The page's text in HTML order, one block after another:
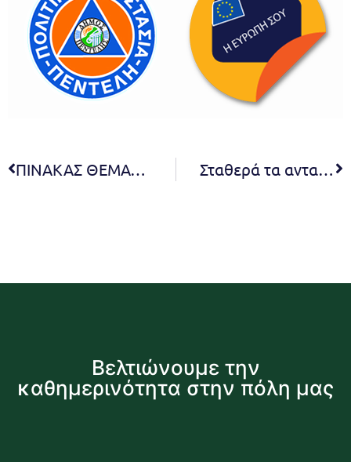
ΠΙΝΑΚΑΣ ΘΕΜΑΤΩΝ ΠΟΥ ΣΥΖΗΤΗΘΗΚΑΝ ΣΤΗΝ 43η ΤΑΚΤΙΚΗ ΣΥΝΕΔΡΙΑΣΗ ΔΙΑ ΖΩΣΗΣ ΤΗΣ ΔΗΜΟΤΙΚΗΣ ΕΠΙΤΡΟΠΗΣ Σταθερά τα ανταποδοτικά τέλη Καθαριότητας και Ηλεκτροφωτισμού για το 2026 – ίδια με τα ισχύοντα του 2025 – τόσο για Οικιακή όσο και για Γενική Χρήση
Βελτιώνουμε την
καθημερινότητα στην πόλη μας